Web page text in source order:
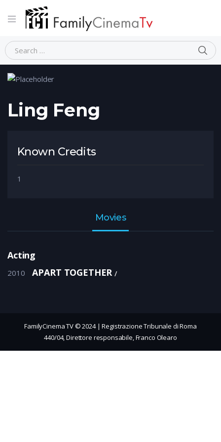
Home Person Ling Feng
Ling Feng
Known Credits
1
Movies
Acting
2010 APART TOGETHER
FamilyCinema TV © 2024 | Registrazione Tribunale di Roma
440/04, Direttore responsabile, Franco Olearo